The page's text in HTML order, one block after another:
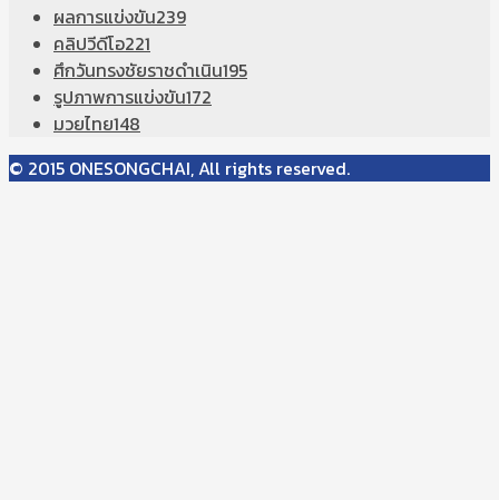
ผลการแข่งขัน239
คลิปวีดีโอ221
ศึกวันทรงชัยราชดำเนิน195
รูปภาพการแข่งขัน172
มวยไทย148
© 2015 ONESONGCHAI, All rights reserved.